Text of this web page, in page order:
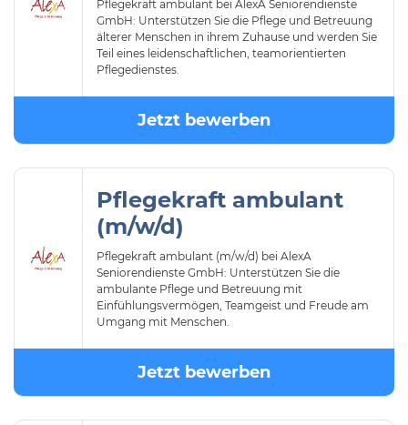
Pflegekraft ambulant bei AlexA Seniorendienste
GmbH: Unterstützen Sie die Pflege und Betreuung
älterer Menschen in ihrem Zuhause und werden Sie
Teil eines leidenschaftlichen, teamorientierten
Pflegedienstes.
Jetzt bewerben
Pflegekraft ambulant
(m/w/d)
Pflegekraft ambulant (m/w/d) bei AlexA
Seniorendienste GmbH: Unterstützen Sie die
ambulante Pflege und Betreuung mit
Einfühlungsvermögen, Teamgeist und Freude am
Umgang mit Menschen.
Jetzt bewerben